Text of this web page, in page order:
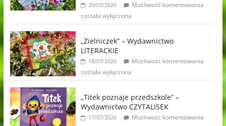
20/07/2026
Możliwość komentowania
została wyłączona
„Zielniczek” – Wydawnictwo
LITERACKIE
18/07/2026
Możliwość komentowania
została wyłączona
„Titek poznaje przedszkole” –
Wydawnictwo CZYTALISEK
17/07/2026
Możliwość komentowania